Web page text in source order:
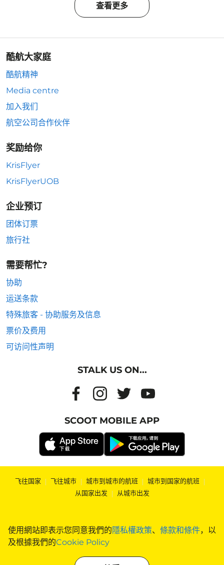
使用網站即表示您同意我們的隱私權政策、 條款和條件，以
及根據我們的Cookie Policy
查看更多
酷航大家庭
酷航精神
Media centre
加入我们
航空公司合作伙伴
奖励给你
KrisFlyer
KrisFlyerUOB
企业预订
团体订票
旅行社
需要帮忙?
协助
运送条款
特殊旅客 - 协助服务及信息
票价及费用
可访问性声明
STALK US ON...
SCOOT MOBILE APP
飞往国家 | 飞往城市 | 城市到城市的航班 | 城市到国家的航班 |
从国家出发 | 从城市出发